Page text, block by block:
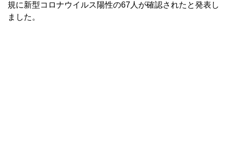
規に新型コロナウイルス陽性の67人が確認されたと発表し
ました。